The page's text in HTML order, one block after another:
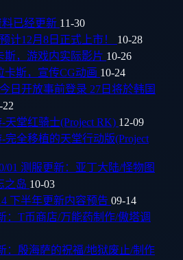
料已经更新 11-30
计12月8日正式上市！ 10-28
斯，游戏内实际影片 10-26
卡斯，宣传CG动画 10-24
今日开放事前登录 27日将於韩国
22
-天堂红骑士(Project RK) 12-09
-完全移植的天堂行动版(Project
01 测服更新：亚丁大陆/怪物图
之岛 10-03
下半年更新内容预告 09-14
：T币商店/万能药制作/傲塔调
：殷海萨的祝福/地狱废止/制作